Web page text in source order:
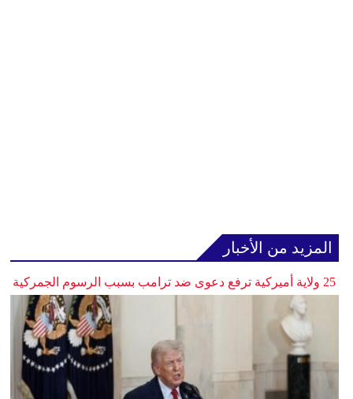
المزيد من الأخبار
25 ولاية أميركية ترفع دعوى ضد ترامب بسبب الرسوم الجمركية